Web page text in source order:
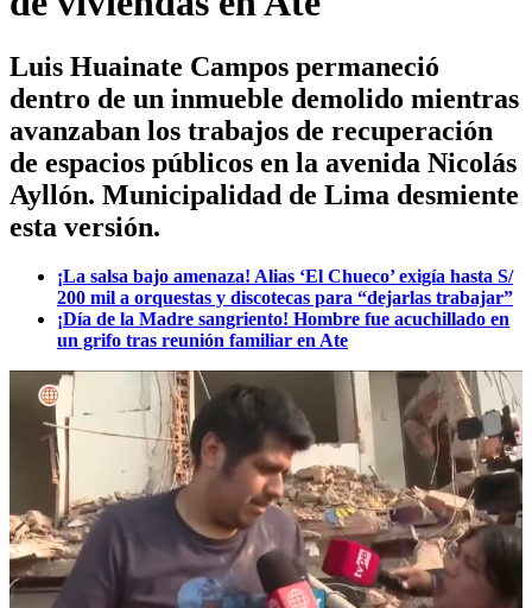
Luis Huainate Campos permaneció
dentro de un inmueble demolido mientras
avanzaban los trabajos de recuperación
de espacios públicos en la avenida Nicolás
Ayllón. Municipalidad de Lima desmiente
esta versión.
¡La salsa bajo amenaza! Alias ‘El Chueco’ exigía hasta S/
200 mil a orquestas y discotecas para “dejarlas trabajar”
¡Día de la Madre sangriento! Hombre fue acuchillado en
un grifo tras reunión familiar en Ate